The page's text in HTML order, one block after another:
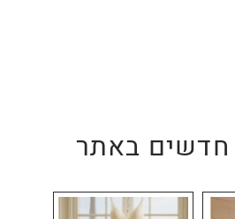
חדשים באתר